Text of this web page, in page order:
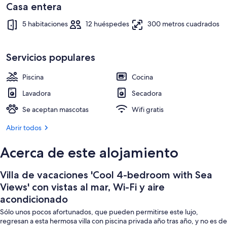
al
mar,
Fi
aire
acondicionado
Jardines del alojamiento
Casa entera
5 habitaciones 12 huéspedes 300 metros cuadrados
Servicios populares
Piscina
Cocina
Lavadora
Secadora
Se aceptan mascotas
Wifi gratis
Abrir todos
Acerca de este alojamiento
Villa de vacaciones 'Cool 4-bedroom with Sea
Views' con vistas al mar, Wi-Fi y aire
acondicionado
Sólo unos pocos afortunados, que pueden permitirse este lujo,
regresan a esta hermosa villa con piscina privada año tras año, y no es de